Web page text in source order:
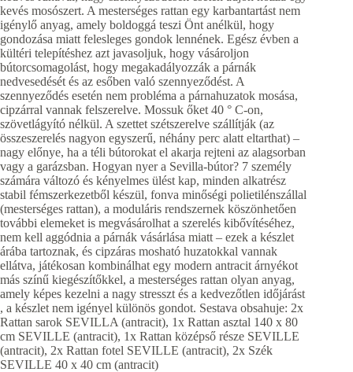
kevés mosószert. A mesterséges rattan egy karbantartást nem
igénylő anyag, amely boldoggá teszi Önt anélkül, hogy
gondozása miatt felesleges gondok lennének. Egész évben a
kültéri telepítéshez azt javasoljuk, hogy vásároljon
bútorcsomagolást, hogy megakadályozzák a párnák
nedvesedését és az esőben való szennyeződést. A
szennyeződés esetén nem probléma a párnahuzatok mosása,
cipzárral vannak felszerelve. Mossuk őket 40 ° C-on,
szövetlágyító nélkül. A szettet szétszerelve szállítják (az
összeszerelés nagyon egyszerű, néhány perc alatt eltarthat) –
nagy előnye, ha a téli bútorokat el akarja rejteni az alagsorban
vagy a garázsban. Hogyan nyer a Sevilla-bútor? 7 személy
számára változó és kényelmes ülést kap, minden alkatrész
stabil fémszerkezetből készül, fonva minőségi polietilénszállal
(mesterséges rattan), a moduláris rendszernek köszönhetően
további elemeket is megvásárolhat a szerelés kibővítéséhez,
nem kell aggódnia a párnák vásárlása miatt – ezek a készlet
árába tartoznak, és cipzáras mosható huzatokkal vannak
ellátva, játékosan kombinálhat egy modern antracit árnyékot
más színű kiegészítőkkel, a mesterséges rattan olyan anyag,
amely képes kezelni a nagy stresszt és a kedvezőtlen időjárást
, a készlet nem igényel különös gondot. Sestava obsahuje: 2x
Rattan sarok SEVILLA (antracit), 1x Rattan asztal 140 x 80
cm SEVILLE (antracit), 1x Rattan középső része SEVILLE
(antracit), 2x Rattan fotel SEVILLE (antracit), 2x Szék
SEVILLE 40 x 40 cm (antracit)